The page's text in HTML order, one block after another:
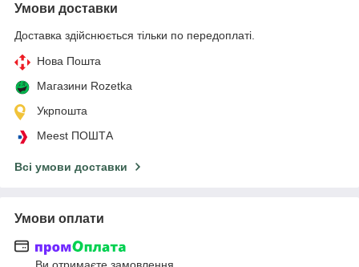
Умови доставки
Доставка здійснюється тільки по передоплаті.
Нова Пошта
Магазини Rozetka
Укрпошта
Meest ПОШТА
Всі умови доставки
Умови оплати